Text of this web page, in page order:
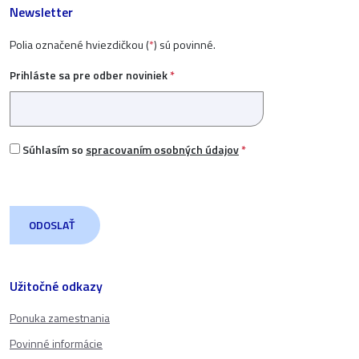
Užitočné odkazy
Ponuka zamestnania
Povinné informácie
Newsletter
Polia označené hviezdičkou (*) sú povinné.
Prihláste sa pre odber noviniek*
Súhlasím so spracovaním osobných údajov*